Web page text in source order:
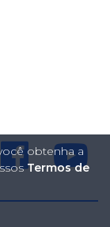
obtenha a
Termos de